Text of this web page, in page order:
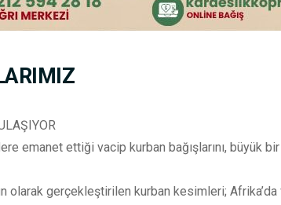
emanet ettiği vacip kurban bağışlarını, büyük
olarak gerçekleştirilen kurban kesimleri;